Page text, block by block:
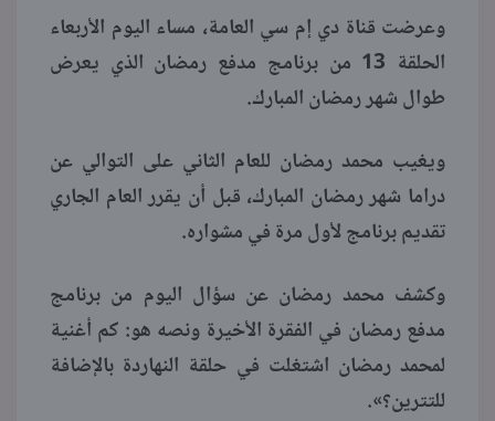
وعرضت قناة دي إم سي العامة، مساء اليوم الأربعاء
الحلقة 13 من برنامج مدفع رمضان الذي يعرض
طوال شهر رمضان المبارك.
ويغيب محمد رمضان للعام الثاني على التوالي عن
دراما شهر رمضان المبارك، قبل أن يقرر العام الجاري
تقديم برنامج لأول مرة في مشواره.
وكشف محمد رمضان عن سؤال اليوم من برنامج
مدفع رمضان في الفقرة الأخيرة ونصه هو: كم أغنية
لمحمد رمضان اشتغلت في حلقة النهاردة بالإضافة
للتترين؟».